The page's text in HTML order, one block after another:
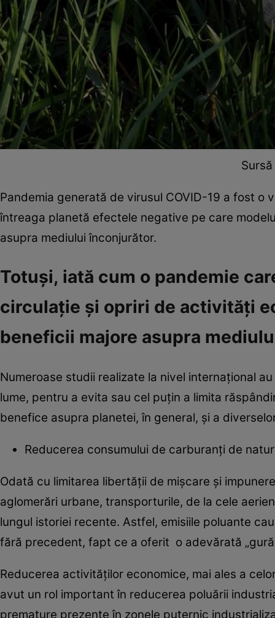
Pandemia generată de virusul COVID-19 a fost
întreaga planetă efectele negative pe care
asupra mediului înconjurător.
Totuși, iată cum o pandemie
circulație și opriri de activități
beneficii majore asupra
Numeroase studii realizate la nivel internațional
lume, pentru a evita sau cel puțin a limita
benefice asupra planetei, în general, și a
Reducerea consumului de carburanți de
Odată cu limitarea libertății de mișcare și
aglomerări urbane, transporturile, de la cele
lungul istoriei recente. Astfel, emisiile poluante
fără precedent, fapt ce a oferit o adevărată
Reducerea activităților economice, mai ales a
avut un rol important în reducerea poluării
premature prezente în zonele puternic